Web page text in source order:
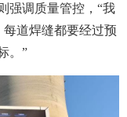
强调质量管控，“我
道焊缝都要经过预
。”